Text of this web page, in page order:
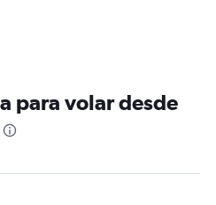
para volar desde